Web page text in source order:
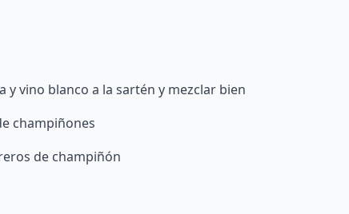
vino blanco a la sartén y mezclar bien
champiñones
de champiñón